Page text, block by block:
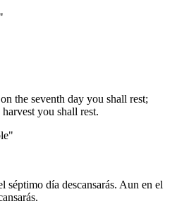
the seventh day you shall rest;
you shall rest.
séptimo día descansarás. Aun en el